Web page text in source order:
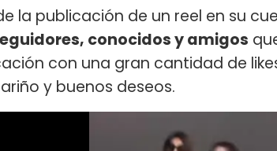
la publicación de un reel en su
conocidos y amigos
con una gran cantidad de
y buenos deseos.